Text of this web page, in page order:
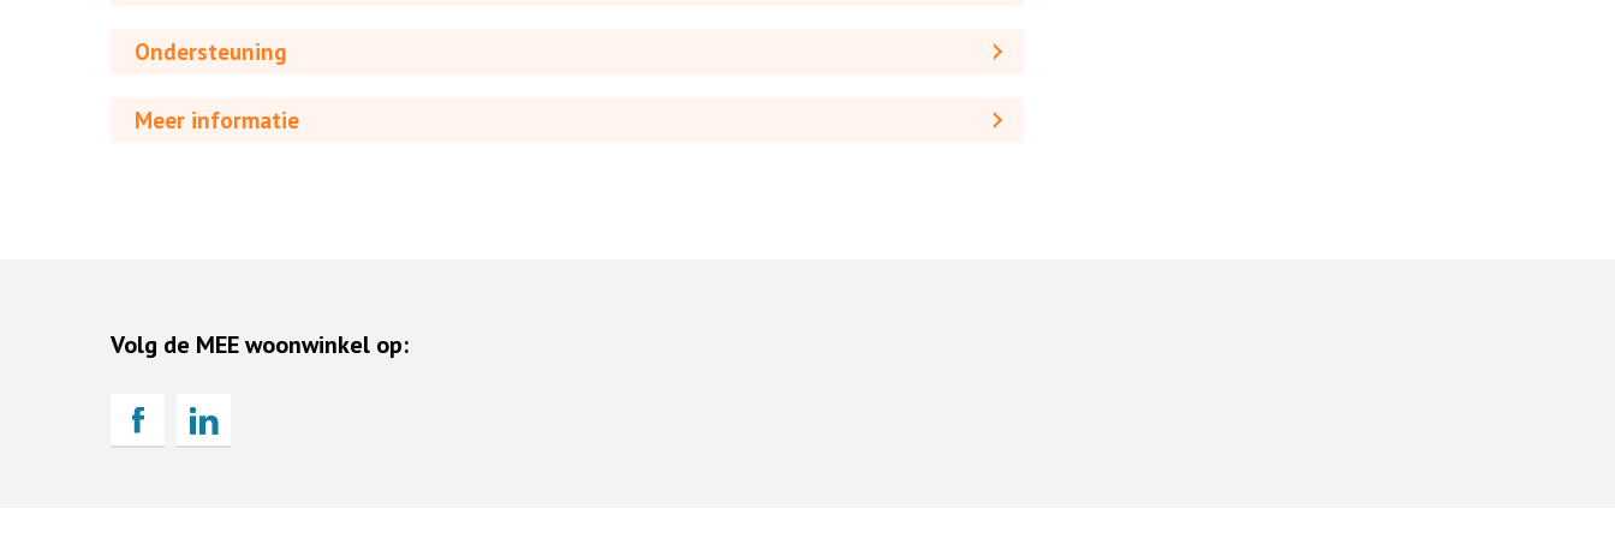
Ondersteuning
Meer informatie
Volg de MEE woonwinkel op: